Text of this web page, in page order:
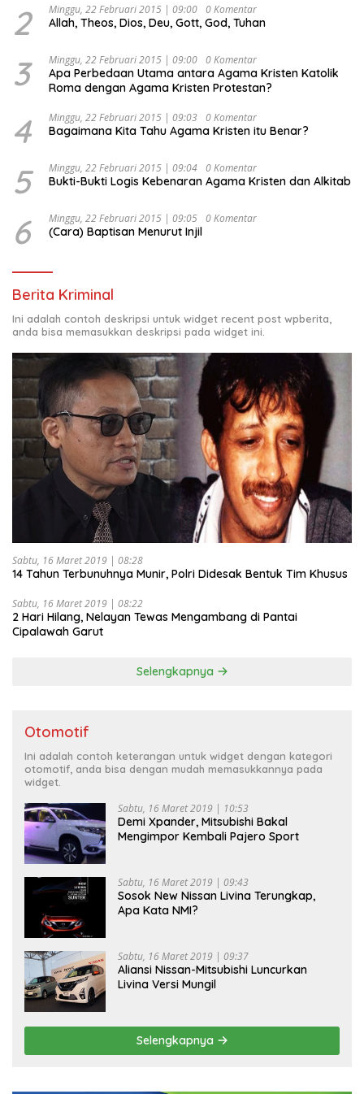
Ekonomi Politik Indonesia) & Simposium Nasional
“Urgensi Undang-Undang Perekonomian Nasional dan
Indonesia Emas 2045”,
2 Minggu, 22 Februari 2015 | 09:00 0 Komentar
Allah, Theos, Dios, Deu, Gott, God, Tuhan
3 Minggu, 22 Februari 2015 | 09:00 0 Komentar
Apa Perbedaan Utama antara Agama Kristen Katolik
Roma dengan Agama Kristen Protestan?
4 Minggu, 22 Februari 2015 | 09:03 0 Komentar
Bagaimana Kita Tahu Agama Kristen itu Benar?
5 Minggu, 22 Februari 2015 | 09:04 0 Komentar
Bukti-Bukti Logis Kebenaran Agama Kristen dan Alkitab
6 Minggu, 22 Februari 2015 | 09:05 0 Komentar
(Cara) Baptisan Menurut Injil
Berita Kriminal
Ini adalah contoh deskripsi untuk widget recent post wpberita,
anda bisa memasukkan deskripsi pada widget ini.
Sabtu, 16 Maret 2019 | 08:28
14 Tahun Terbunuhnya Munir, Polri Didesak Bentuk Tim Khusus
Sabtu, 16 Maret 2019 | 08:22
2 Hari Hilang, Nelayan Tewas Mengambang di Pantai
Cipalawah Garut
Selengkapnya
Otomotif
Ini adalah contoh keterangan untuk widget dengan kategori
otomotif, anda bisa dengan mudah memasukkannya pada
widget.
Sabtu, 16 Maret 2019 | 10:53
Demi Xpander, Mitsubishi Bakal
Mengimpor Kembali Pajero Sport
Sabtu, 16 Maret 2019 | 09:43
Sosok New Nissan Livina Terungkap,
Apa Kata NMI?
Sabtu, 16 Maret 2019 | 09:37
Aliansi Nissan-Mitsubishi Luncurkan
Livina Versi Mungil
Selengkapnya